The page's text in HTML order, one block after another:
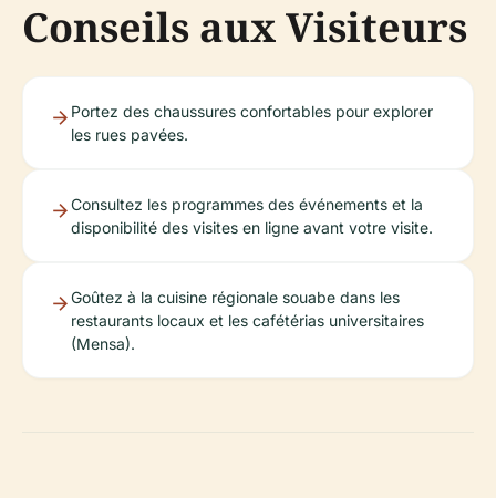
Conseils aux Visiteurs
Portez des chaussures confortables pour explorer
les rues pavées.
Consultez les programmes des événements et la
disponibilité des visites en ligne avant votre visite.
Goûtez à la cuisine régionale souabe dans les
restaurants locaux et les cafétérias universitaires
(Mensa).